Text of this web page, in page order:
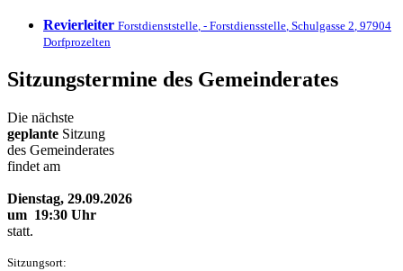
Revierleiter Forstdienststelle, - Forstdiensstelle, Schulgasse 2, 97904
Dorfprozelten
Sitzungstermine des Gemeinderates
Die nächste
geplante Sitzung
des Gemeinderates
findet am
Dienstag, 29.09.2026
um 19:30 Uhr
statt.
Sitzungsort: